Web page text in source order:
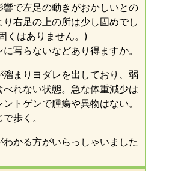
響で左足の動きがおかしいとの
り右足の上の所は少し固めでし
くはありません。)
写らないなどあり得ますか。
まりヨダレを出しており、弱
べれない状態。急な体重減少は
トゲンで腫瘍や異物はない。
歩く。
かる方がいらっしゃいました